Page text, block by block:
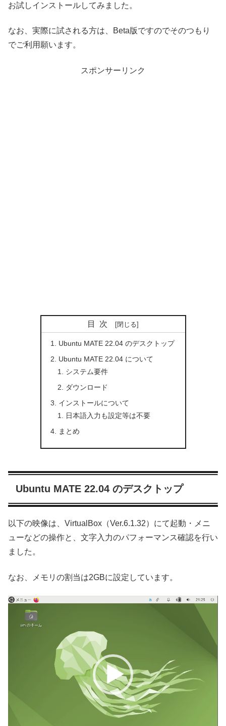
お試しインストールしてみました。
なお、実際に試される方は、Beta版ですのでそのつもり
でご利用願います。
スポンサーリンク
目次
Ubuntu MATE 22.04 のデスクトップ
Ubuntu MATE 22.04 について
システム要件
ダウンロード
インストールについて
日本語入力も設定等は不要
まとめ
Ubuntu MATE 22.04 のデスクトップ
以下の映像は、VirtualBox（Ver.6.1.32）にて起動・メニ
ューなどの操作と、文字入力のパフォーマンス確認を行い
ました。
なお、メモリの割当は2GBに設定しています。
動